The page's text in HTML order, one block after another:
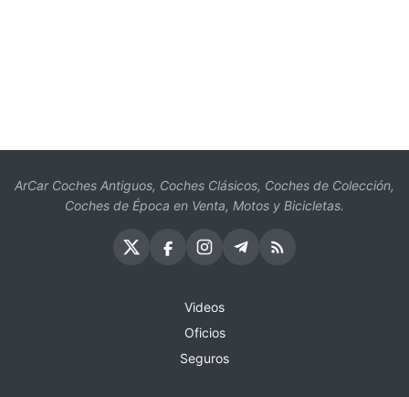
ArCar Coches Antiguos, Coches Clásicos, Coches de Colección,
Coches de Época en Venta, Motos y Bicicletas.
Videos
Oficios
Seguros